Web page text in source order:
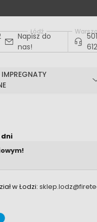
Łódź
Napisz do
nas!
612
IMPREGNATY
dni
w Łodzi: